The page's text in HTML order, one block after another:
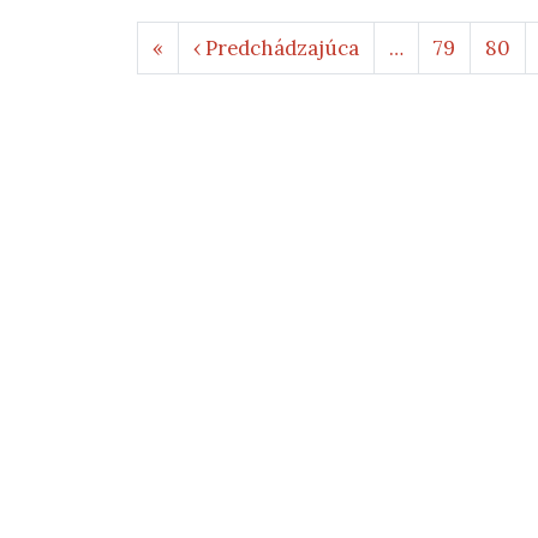
Stránkovanie
« Prvá strana
‹ Predchádzajúca Predchádzajúca
… 79 80